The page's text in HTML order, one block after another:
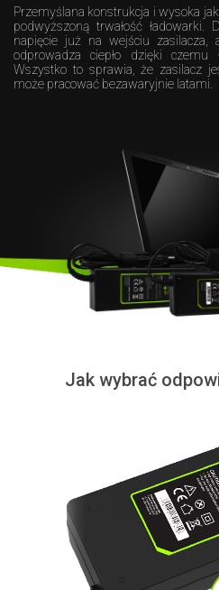
Przemyślana konstrukcja i wysoka
podwyższoną trwałość
napięcie już na wejściu zasilacza,
odprowadza ciepło dzięki czemu
Wszystko to sprawia, że zasilacz
może pracować bezawaryjnie latami.
Jak wybrać